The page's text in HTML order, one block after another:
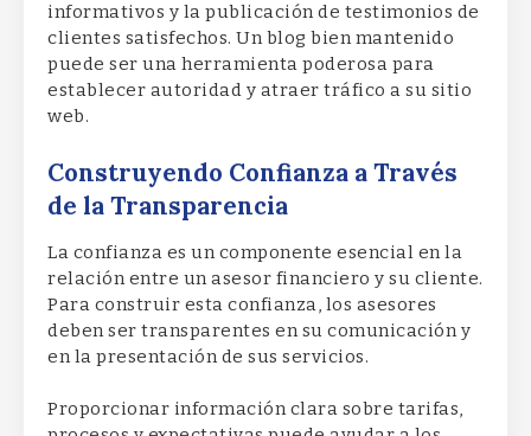
informativos y la publicación de testimonios de
clientes satisfechos. Un blog bien mantenido
puede ser una herramienta poderosa para
establecer autoridad y atraer tráfico a su sitio
web.
Construyendo Confianza a Través
de la Transparencia
La confianza es un componente esencial en la
relación entre un asesor financiero y su cliente.
Para construir esta confianza, los asesores
deben ser transparentes en su comunicación y
en la presentación de sus servicios.
Proporcionar información clara sobre tarifas,